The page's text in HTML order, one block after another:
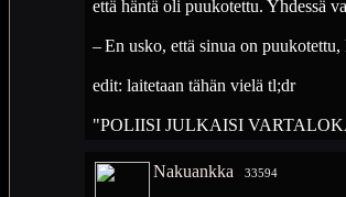
että häntä oli puukotettu. Yhdessä
– En usko, että sinua on
edit: laitetaan tähän vielä tl;dr
"POLIISI JULKAISI
Nakuankka 33594